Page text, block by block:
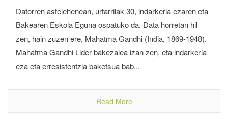
Datorren astelehenean, urtarrilak 30, indarkeria ezaren eta
Bakearen Eskola Eguna ospatuko da. Data horretan hil
zen, hain zuzen ere, Mahatma Gandhi (India, 1869-1948).
Mahatma Gandhi Lider bakezalea izan zen, eta indarkeria
eza eta erresistentzia baketsua bab...
Read More